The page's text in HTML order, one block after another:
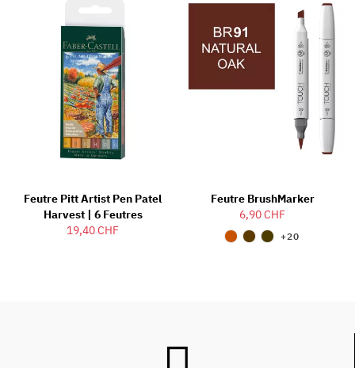
Feutre Pitt Artist Pen Patel
Harvest | 6 Feutres
19,40 CHF
Feutre BrushMarker
6,90 CHF
+20